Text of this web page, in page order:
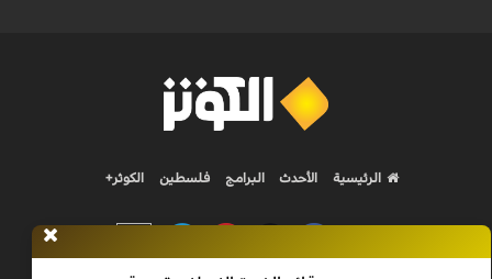
الرئيسية الأحدث البرامج فلسطين الكوثر+